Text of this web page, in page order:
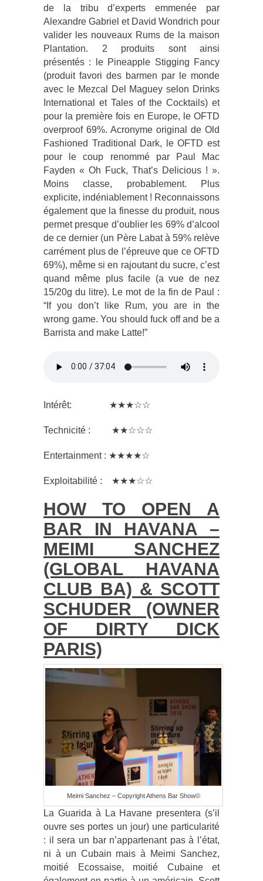
de la tribu d’experts emmenée par
Alexandre Gabriel et David Wondrich pour
valider les nouveaux Rums de la maison
Plantation. 2 produits sont ainsi
présentés : le Pineapple Stigging Fancy
(produit favori des barmen par le monde
avec le Mezcal Del Maguey selon Drinks
International et Tales of the Cocktails) et
pour la première fois en Europe, le OFTD
overproof 69%. Acronyme original de Old
Fashioned Traditional Dark, le OFTD est
pour le coup renommé par Paul Mac
Fayden « Oh Fuck, That’s Delicious ! ».
Moins classe, probablement. Plus
explicite, indéniablement ! Reconnaissons
également que la finesse du produit, nous
permet presque d’oublier les 69% d’alcool
de ce dernier (un Père Labat à 59% relève
carrément plus de l’épreuve que ce OFTD
69%), même si en rajoutant du sucre, c’est
quand même plus facile (a vue de nez
15/20g du litre). Le mot de la fin de Paul :
“If you don’t like Rum, you are in the
wrong game. You should fuck off and be a
Barrista and make Latte!”
Intérêt: ★★★☆☆
Technicité : ★★☆☆☆
Entertainment : ★★★★☆
Exploitabilité : ★★★☆☆
HOW TO OPEN A
BAR IN HAVANA –
MEIMI SANCHEZ
(GLOBAL HAVANA
CLUB BA) & SCOTT
SCHUDER (OWNER
OF DIRTY DICK
PARIS)
Meimi Sanchez – Copyright Athens Bar Show©
La Guarida à La Havane presentera (s’il
ouvre ses portes un jour) une particularité
: il sera un bar n’appartenant pas à l’état,
ni à un Cubain mais à Meimi Sanchez,
moitié Ecossaise, moitié Cubaine et